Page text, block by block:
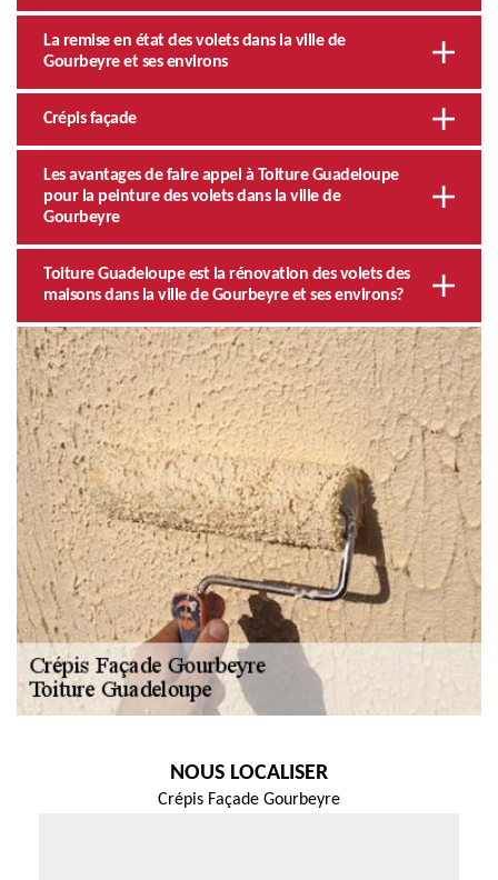
La remise en état des volets dans la ville de
Gourbeyre et ses environs
Crépis façade
Les avantages de faire appel à Toiture Guadeloupe
pour la peinture des volets dans la ville de
Gourbeyre
Toiture Guadeloupe est la rénovation des volets des
maisons dans la ville de Gourbeyre et ses environs?
NOUS LOCALISER
Crépis Façade Gourbeyre